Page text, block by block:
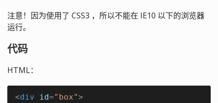
注意！因为使用了 CSS3 ，所以不能在 IE10 以下的浏览器
运行。
代码
HTML：
<div id="box">